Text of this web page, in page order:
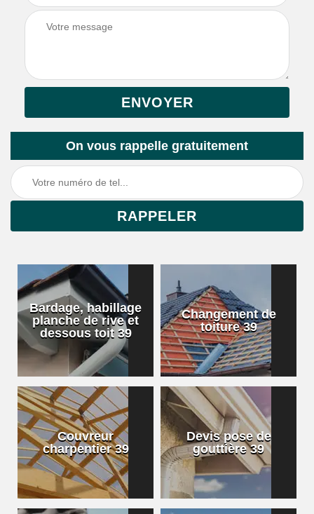
On vous rappelle gratuitement
Bardage, habillage
planche de rive et
dessous toit 39
Changement de
toiture 39
Couvreur
charpentier 39
Devis pose de
gouttière 39